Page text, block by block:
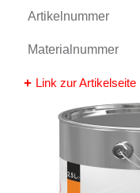
Artikelnummer
Materialnummer
Link zur Artikelseite